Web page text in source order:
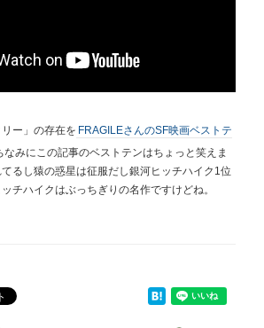
リー」の存在を FRAGILEさんのSF映画ベストテ
みにこの記事のベストテンはちょっと笑えま
るし猿の惑星は征服だし銀河ヒッチハイク1位
チハイクはぶっちぎりの名作ですけどね。